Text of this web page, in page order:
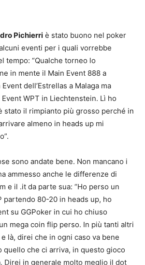
Pichierri è stato buono nel poker
eventi per i quali vorrebbe
tempo: “Qualche torneo lo
in mente il Main Event 888 a
dell’Estrellas a Malaga ma
WPT in Liechtenstein. Lì ho
stato il rimpianto più grosso perché in
almeno in heads up mi
sono andate bene. Non mancano i
ammesso anche le differenze di
e il .it da parte sua: “Ho perso un
partendo 80-20 in heads up, ho
su GGPoker in cui ho chiuso
mega coin flip perso. In più tanti altri
là, direi che in ogni caso va bene
quello che ci arriva, in questo gioco
Direi in generale molto meglio il dot